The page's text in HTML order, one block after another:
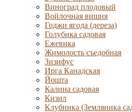
Виноград плодовый
Войлочная вишня
Годжи ягода (дереза)
Голубика садовая
Ежевика
Жимолость съедобная
Зизифус
Ирга Канадская
Йошта
Калина садовая
Кизил
Клубника (Земляника